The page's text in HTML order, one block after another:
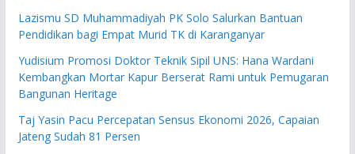
Lazismu SD Muhammadiyah PK Solo Salurkan Bantuan
Pendidikan bagi Empat Murid TK di Karanganyar
Yudisium Promosi Doktor Teknik Sipil UNS: Hana Wardani
Kembangkan Mortar Kapur Berserat Rami untuk Pemugaran
Bangunan Heritage
Taj Yasin Pacu Percepatan Sensus Ekonomi 2026, Capaian
Jateng Sudah 81 Persen